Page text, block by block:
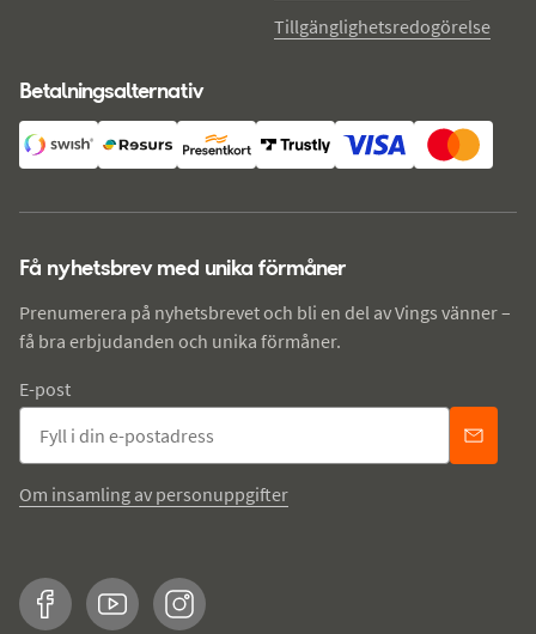
Tillgänglighetsredogörelse
Betalningsalternativ
Få nyhetsbrev med unika förmåner
Prenumerera på nyhetsbrevet och bli en del av Vings vänner –
få bra erbjudanden och unika förmåner.
E-post
Om insamling av personuppgifter
FacebookYouTubeInstagram